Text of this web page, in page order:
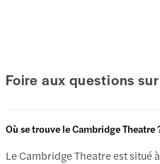
Foire aux questions
Où se trouve le Cambridge Theatre
Le Cambridge Theatre est situé